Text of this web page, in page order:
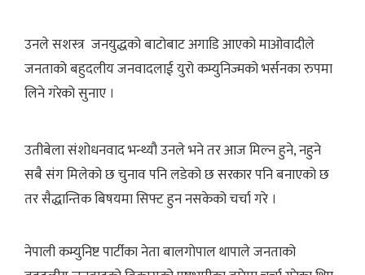
उनले सशस्त्र जनयुद्धको बाटोबाट अगाडि आएको माओवादीले
जनताको बहुदलीय जनवादलाई युरो कम्युनिज्मको भर्सनका रुपमा
लिने गरेको सुनाए ।
उतीबेला संशोधनवाद भन्थ्यौ उनले भने तर आज मिल्न हुने, नहुने
सबै संग मिलेको छ चुनाव पनि लडेको छ सरकार पनि बनाएको छ
तर सैद्धान्तिक बिषयमा सिफ्ट हुन नसकेको चर्चा गरे ।
नेपाली कम्युनिष्ट पार्टीका नेता बालगोपाल थापाले जनताको